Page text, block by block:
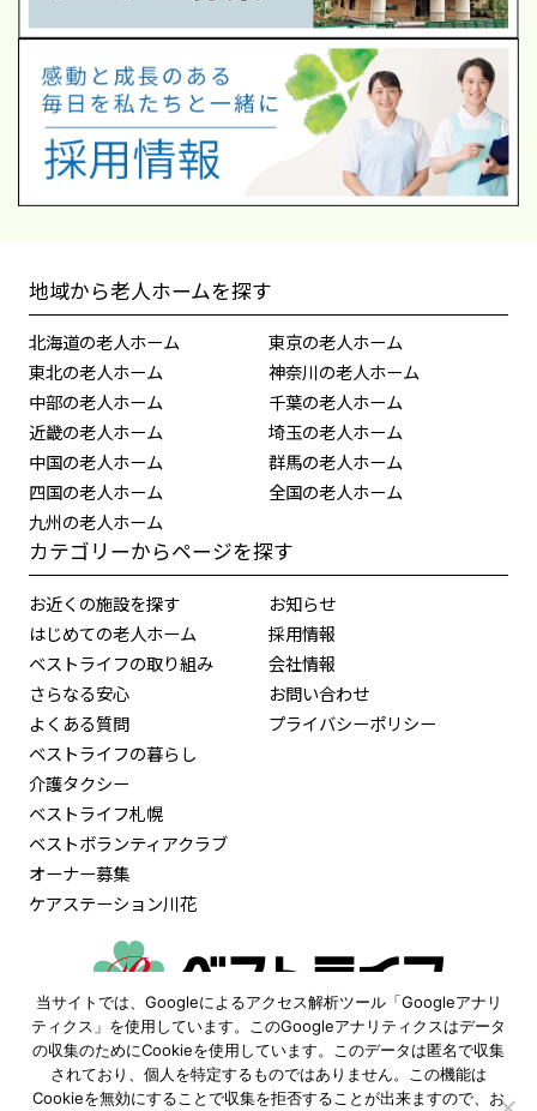
0120-515-472
9:30〜18:00
（土日祝も受付 ※年末年始除く）
地域から老人ホームを探す
北海道の老人ホーム
東北の老人ホーム
中部の老人ホーム
近畿の老人ホーム
中国の老人ホーム
四国の老人ホーム
九州の老人ホーム
東京の老人ホーム
神奈川の老人ホーム
千葉の老人ホーム
埼玉の老人ホーム
群馬の老人ホーム
全国の老人ホーム
カテゴリーからページを探す
お近くの施設を探す
はじめての老人ホーム
ベストライフの取り組み
さらなる安心
よくある質問
ベストライフの暮らし
介護タクシー
ベストライフ札幌
ベストボランティアクラブ
オーナー募集
ケアステーション川花
お知らせ
採用情報
会社情報
お問い合わせ
プライバシーポリシー
当サイトでは、Googleによるアクセス解析ツール「Googleアナリ
ティクス」を使用しています。このGoogleアナリティクスはデータ
の収集のためにCookieを使用しています。このデータは匿名で収集
されており、個人を特定するものではありません。この機能は
Cookieを無効にすることで収集を拒否することが出来ますので、お